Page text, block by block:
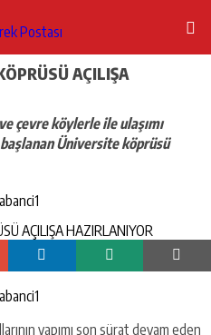
AÇILIŞA
çevre köylerle ile ulaşımı
başlanan Üniversite köprüsü
yapımı son sürat devam eden